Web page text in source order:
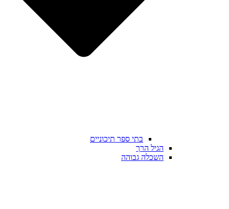
בתי ספר תיכוניים
הגיל הרך
השכלה גבוהה